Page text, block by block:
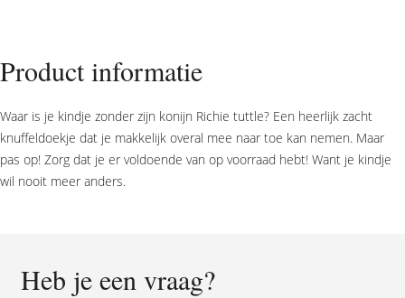
pink
Product informatie
Waar is je kindje zonder zijn konijn Richie tuttle? Een heerlijk zacht
knuffeldoekje dat je makkelijk overal mee naar toe kan nemen. Maar
pas op! Zorg dat je er voldoende van op voorraad hebt! Want je kindje
wil nooit meer anders.
Heb je een vraag?